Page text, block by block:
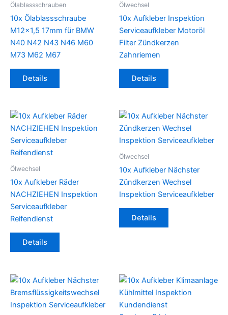
Ölablassschrauben
10x Ölablassschraube
M12x1,5 17mm für BMW
N40 N42 N43 N46 M60
M73 M62 M67
Details
Ölwechsel
10x Aufkleber Inspektion
Serviceaufkleber Motoröl
Filter Zündkerzen
Zahnriemen
Details
Ölwechsel
10x Aufkleber Räder
NACHZIEHEN Inspektion
Serviceaufkleber
Reifendienst
Details
Ölwechsel
10x Aufkleber Nächster
Zündkerzen Wechsel
Inspektion Serviceaufkleber
Details